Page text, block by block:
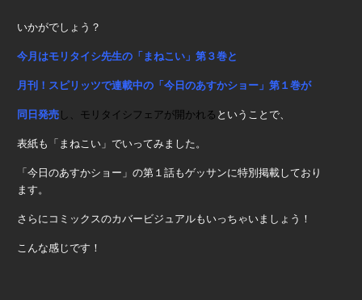
いかがでしょう？
今月はモリタイシ先生の「まねこい」第３巻と
月刊！スピリッツで連載中の「今日のあすかショー」第１巻が
同日発売し、モリタイシフェアが開かれる ということで、
表紙も「まねこい」でいってみました。
「今日のあすかショー」の第１話もゲッサンに特別掲載しており
ます。
さらにコミックスのカバービジュアルもいっちゃいましょう！
こんな感じです！